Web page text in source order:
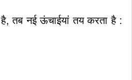
तब नई ऊंचाईयां तय करता है :